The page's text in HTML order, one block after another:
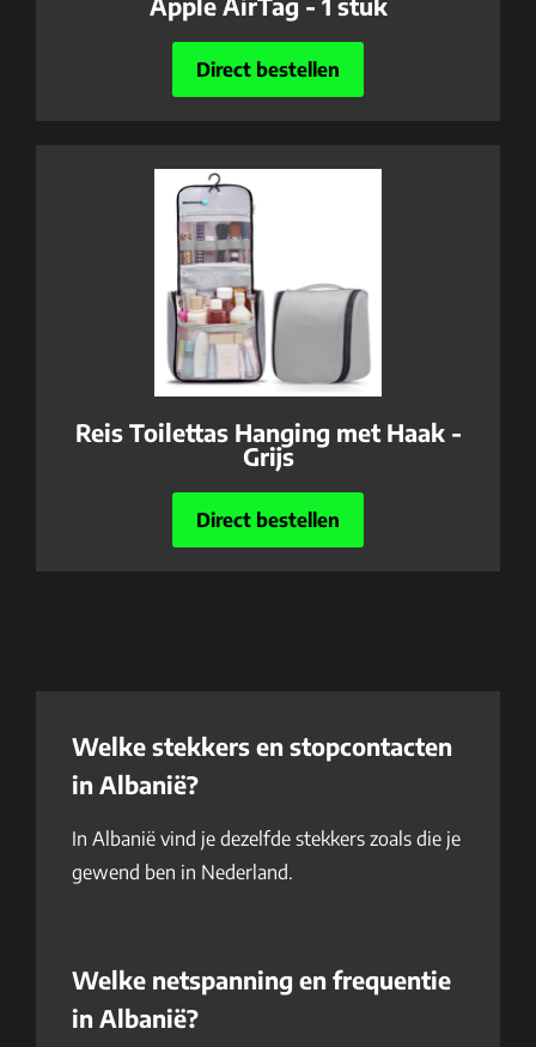
Direct bestellen
Reis Toilettas Hanging met Haak -
Grijs
Direct bestellen
Welke stekkers en stopcontacten
in Albanië?
In Albanië vind je dezelfde stekkers zoals die je
gewend ben in Nederland.
Welke netspanning en frequentie
in Albanië?